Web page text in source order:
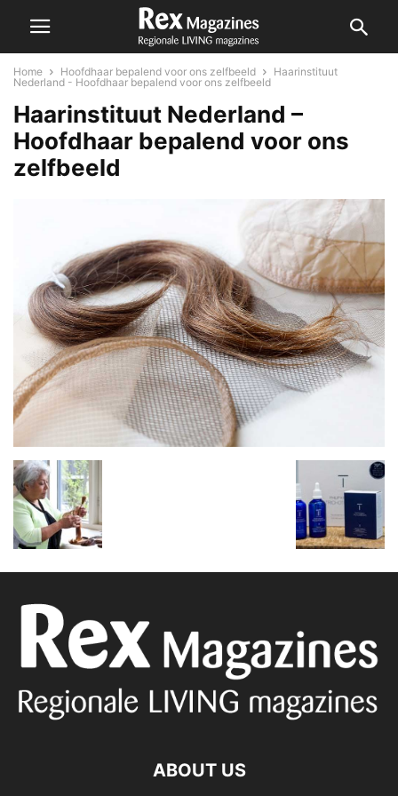
Home Hoofdhaar bepalend voor ons zelfbeeld
Haarinstituut
Nederland - Hoofdhaar bepalend voor ons zelfbeeld
Haarinstituut Nederland –
Hoofdhaar bepalend voor ons
zelfbeeld
ABOUT US